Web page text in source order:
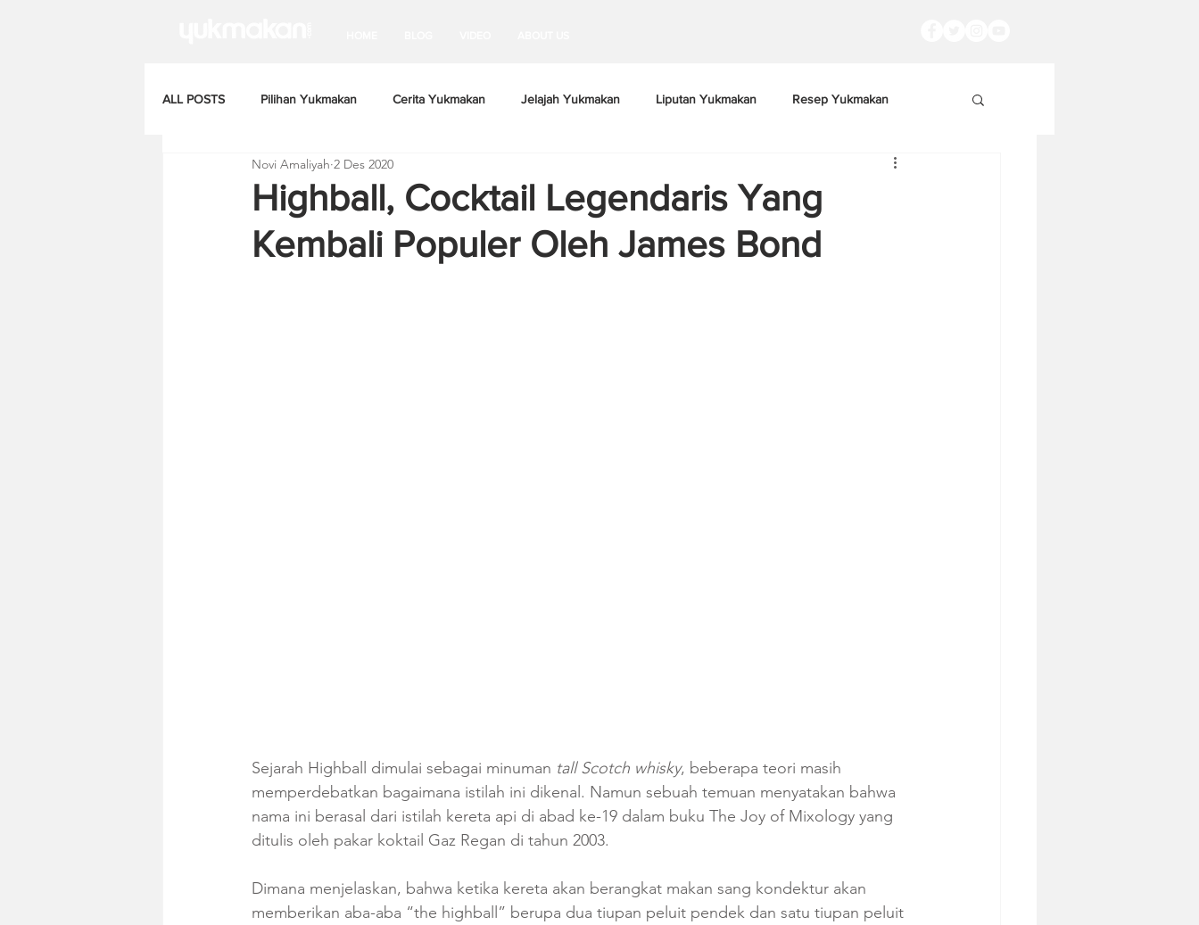
ALL POSTS Pilihan Yukmakan Cerita Yukmakan Jelajah Yukmakan Liputan Yukmakan Resep Yukmakan
Highball, Cocktail Legendaris Yang
Kembali Populer Oleh James Bond
Novi Amaliyah 2 Des 2020
Sejarah Highball dimulai sebagai minuman tall Scotch whisky, beberapa teori masih
memperdebatkan bagaimana istilah ini dikenal. Namun sebuah temuan menyatakan bahwa
nama ini berasal dari istilah kereta api di abad ke-19 dalam buku The Joy of Mixology yang
ditulis oleh pakar koktail Gaz Regan di tahun 2003.
Dimana menjelaskan, bahwa ketika kereta akan berangkat makan sang kondektur akan
memberikan aba-aba “the highball” berupa dua tiupan peluit pendek dan satu tiupan peluit